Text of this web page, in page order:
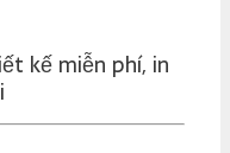
kế miễn phí, in